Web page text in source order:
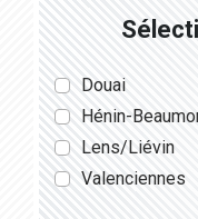
Douai
Hénin-
Lens/Liévin
Valenciennes